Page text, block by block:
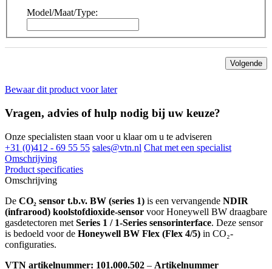
Model/Maat/Type:
Volgende
Bewaar dit product voor later
Vragen, advies of hulp nodig bij uw keuze?
Onze specialisten staan voor u klaar om u te adviseren
+31 (0)412 - 69 55 55 sales@vtn.nl Chat met een specialist
Omschrijving
Product specificaties
Omschrijving
De CO₂ sensor t.b.v. BW (series 1) is een vervangende NDIR
(infrarood) koolstofdioxide-sensor voor Honeywell BW draagbare
gasdetectoren met Series 1 / 1-Series sensorinterface. Deze sensor
is bedoeld voor de Honeywell BW Flex (Flex 4/5) in CO₂-
configuraties.
VTN artikelnummer: 101.000.502 – Artikelnummer